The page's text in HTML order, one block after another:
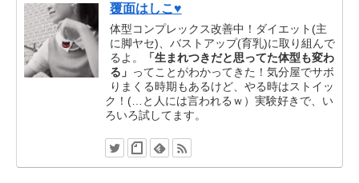
覆面はしこ♥
体型コンプレックス改善中！ダイエット(主
に脚ヤセ)、バストアップ(育乳)に取り組んで
るよ。
「生まれつきだと思ってた体型も変わ
る」 ってことがわかってきた！気分屋でサボ
りまくる時期もあるけど、やる時はストイッ
ク！(…と人には言われるｗ）実験好きで、い
ろいろ試してます。